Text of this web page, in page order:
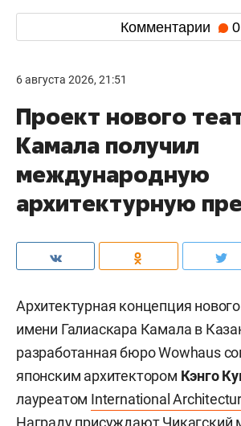
Комментарии 0
6 августа 2026, 21:51
Проект нового
Камала получил
международную
архитектурную
Архитектурная концепция
имени Галиаскара Камала в
разработанная бюро Wowhaus
японским архитектором Кэнго
лауреатом International
Награду присуждают Чикагский